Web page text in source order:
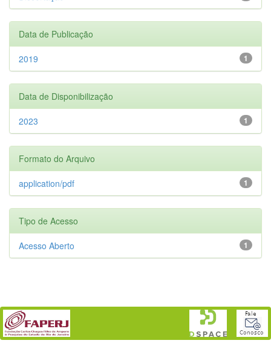
Data de Publicação
1
2019
Data de Disponibilização
1
2023
Formato do Arquivo
1
application/pdf
Tipo de Acesso
1
Acesso Aberto